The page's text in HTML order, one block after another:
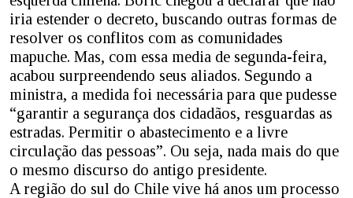
iria estender o decreto, buscando outras formas de
resolver os conflitos com as comunidades
mapuche. Mas, com essa media de segunda-feira,
acabou surpreendendo seus aliados. Segundo a
ministra, a medida foi necessária para que pudesse
“garantir a segurança dos cidadãos, resguardas as
estradas. Permitir o abastecimento e a livre
circulação das pessoas”. Ou seja, nada mais do que
o mesmo discurso do antigo presidente.
A região do sul do Chile vive há anos um processo